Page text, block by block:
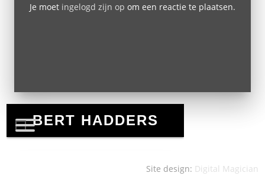
Je moet ingelogd zijn op om een reactie te plaatsen.
Site design: Digital Magician